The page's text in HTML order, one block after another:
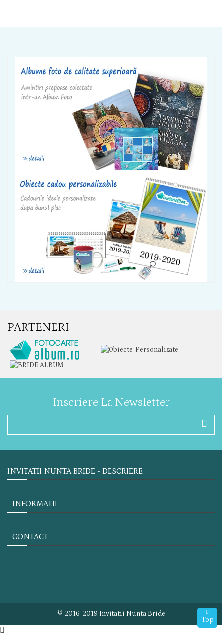
PARTENERI
Inscriere La Newsletter
INVITATII NUNTA BRIDE - DESCRIERE
- INFORMATII
- CONTACT
© 2016-2019 Invitatii Nunta Bride
Top